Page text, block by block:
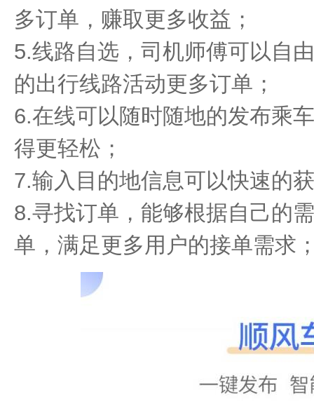
多订单，赚取更多收益；
5.线路自选，司机师傅可以自
的出行线路活动更多订单；
6.在线可以随时随地的发布乘
得更轻松；
7.输入目的地信息可以快速的
8.寻找订单，能够根据自己的
单，满足更多用户的接单需求